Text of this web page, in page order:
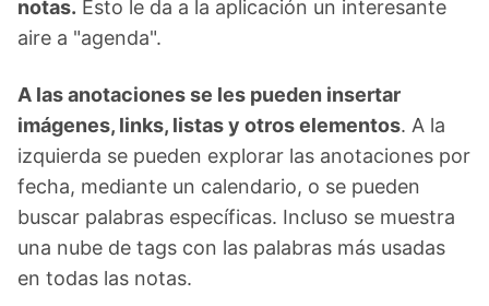
notas. Esto le da a la aplicación un interesante
aire a "agenda".
A las anotaciones se les pueden insertar
imágenes, links, listas y otros elementos. A la
izquierda se pueden explorar las anotaciones por
fecha, mediante un calendario, o se pueden
buscar palabras específicas. Incluso se muestra
una nube de tags con las palabras más usadas
en todas las notas.